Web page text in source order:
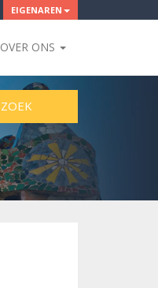
EIGENAREN
OVER ONS
ZOEK